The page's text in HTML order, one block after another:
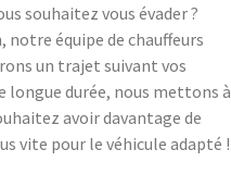
souhaitez vous évader ?
notre équipe de chauffeurs
un trajet suivant vos
longue durée, nous mettons à
avoir davantage de
vite pour le véhicule adapté !